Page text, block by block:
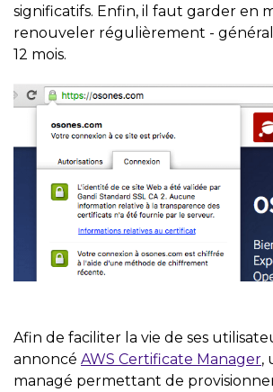
significatifs. Enfin, il faut garder en
renouveler régulièrement -
12 mois.
Afin de faciliter la vie de ses
annoncé AWS Certificate Manager,
managé permettant de